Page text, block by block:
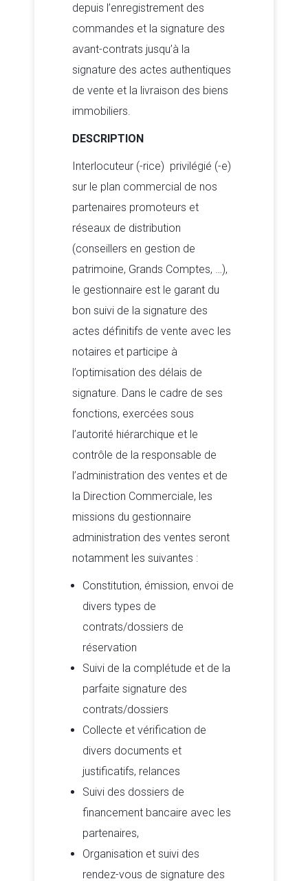
depuis l’enregistrement des
commandes et la signature des
avant-contrats jusqu’à la
signature des actes authentiques
de vente et la livraison des biens
immobiliers.
DESCRIPTION
Interlocuteur (-rice) privilégié (-e)
sur le plan commercial de nos
partenaires promoteurs et
réseaux de distribution
(conseillers en gestion de
patrimoine, Grands Comptes, …),
le gestionnaire est le garant du
bon suivi de la signature des
actes définitifs de vente avec les
notaires et participe à
l’optimisation des délais de
signature. Dans le cadre de ses
fonctions, exercées sous
l’autorité hiérarchique et le
contrôle de la responsable de
l’administration des ventes et de
la Direction Commerciale, les
missions du gestionnaire
administration des ventes seront
notamment les suivantes :
Constitution, émission, envoi de
divers types de
contrats/dossiers de
réservation
Suivi de la complétude et de la
parfaite signature des
contrats/dossiers
Collecte et vérification de
divers documents et
justificatifs, relances
Suivi des dossiers de
financement bancaire avec les
partenaires,
Organisation et suivi des
rendez-vous de signature des